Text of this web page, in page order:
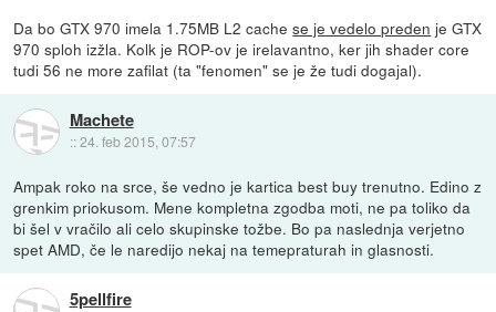
Da bo GTX 970 imela 1.75MB L2 cachese je vedelo preden je GTX
970 sploh izžla. Kolk je ROP-ov je irelavantno, ker jih shader core
tudi 56 ne more zafilat (ta "fenomen" se je že tudi dogajal).
Machete
::24. feb 2015, 07:57
Ampak roko na srce, še vedno je kartica best buy trenutno. Edino z
grenkim priokusom. Mene kompletna zgodba moti, ne pa toliko da
bi šel v vračilo ali celo skupinske tožbe. Bo pa naslednja verjetno
spet AMD, če le naredijo nekaj na temepraturah in glasnosti.
5pellfire